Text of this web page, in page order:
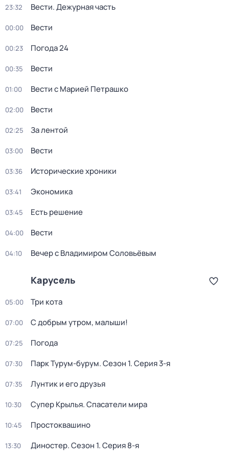
23:32 Вести. Дежурная часть
00:00 Вести
00:23 Погода 24
00:35 Вести
01:00 Вести с Марией Петрашко
02:00 Вести
02:25 За лентой
03:00 Вести
03:36 Исторические хроники
03:41 Экономика
03:45 Есть решение
04:00 Вести
04:10 Вечер с Владимиром Соловьёвым
Карусель
05:00 Три кота
07:00 С добрым утром, малыши!
07:25 Погода
07:30 Парк Турум-бурум. Сезон 1. Серия 3-я
07:35 Лунтик и его друзья
10:30 Супер Крылья. Спасатели мира
10:45 Простоквашино
13:30 Диностер. Сезон 1. Серия 8-я